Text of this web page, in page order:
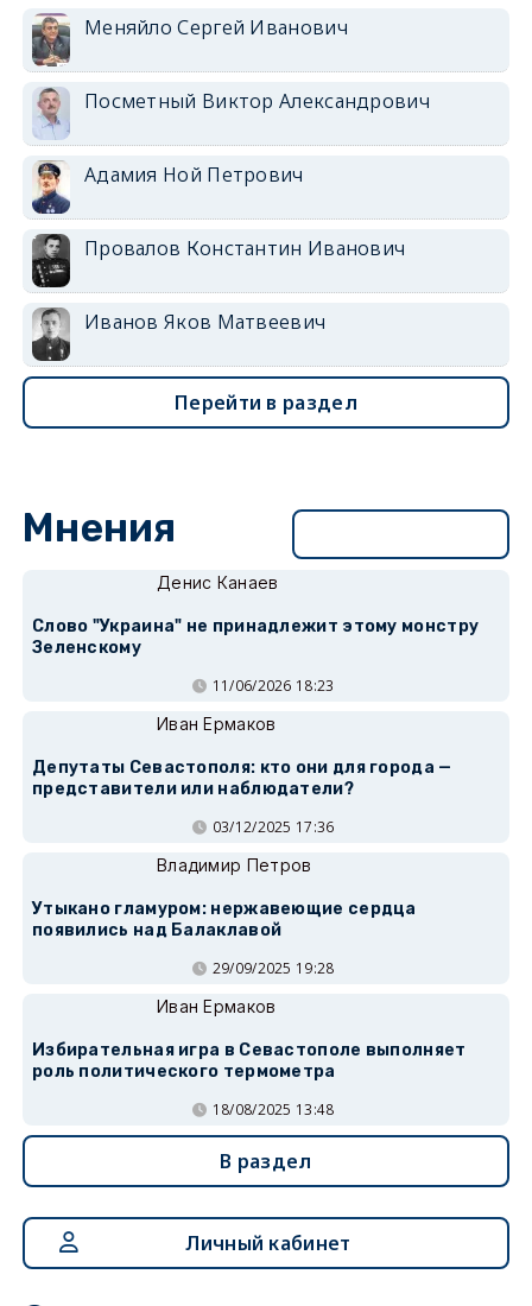
Меняйло Сергей Иванович
Посметный Виктор Александрович
Адамия Ной Петрович
Провалов Константин Иванович
Иванов Яков Матвеевич
Перейти в раздел
Мнения
Денис Канаев
Слово "Украина" не принадлежит этому монстру
Зеленскому
11/06/2026 18:23
Иван Ермаков
Депутаты Севастополя: кто они для города —
представители или наблюдатели?
03/12/2025 17:36
Владимир Петров
Утыкано гламуром: нержавеющие сердца
появились над Балаклавой
29/09/2025 19:28
Иван Ермаков
Избирательная игра в Севастополе выполняет
роль политического термометра
18/08/2025 13:48
В раздел
Личный кабинет